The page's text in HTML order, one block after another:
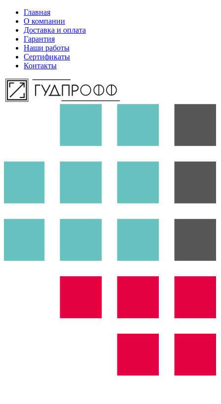
Главная
О компании
Доставка и оплата
Гарантия
Наши работы
Сертификаты
Контакты